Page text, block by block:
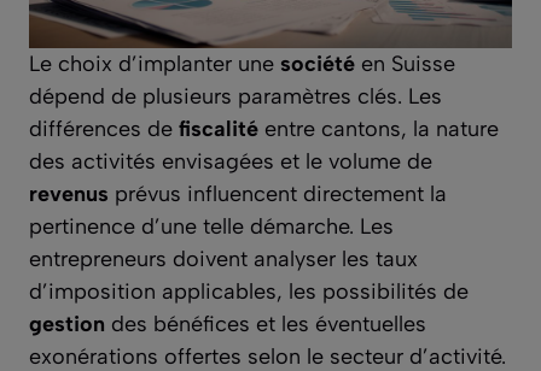
Le choix d’implanter une société en Suisse
dépend de plusieurs paramètres clés. Les
différences de fiscalité entre cantons, la nature
des activités envisagées et le volume de
revenus prévus influencent directement la
pertinence d’une telle démarche. Les
entrepreneurs doivent analyser les taux
d’imposition applicables, les possibilités de
gestion des bénéfices et les éventuelles
exonérations offertes selon le secteur d’activité.